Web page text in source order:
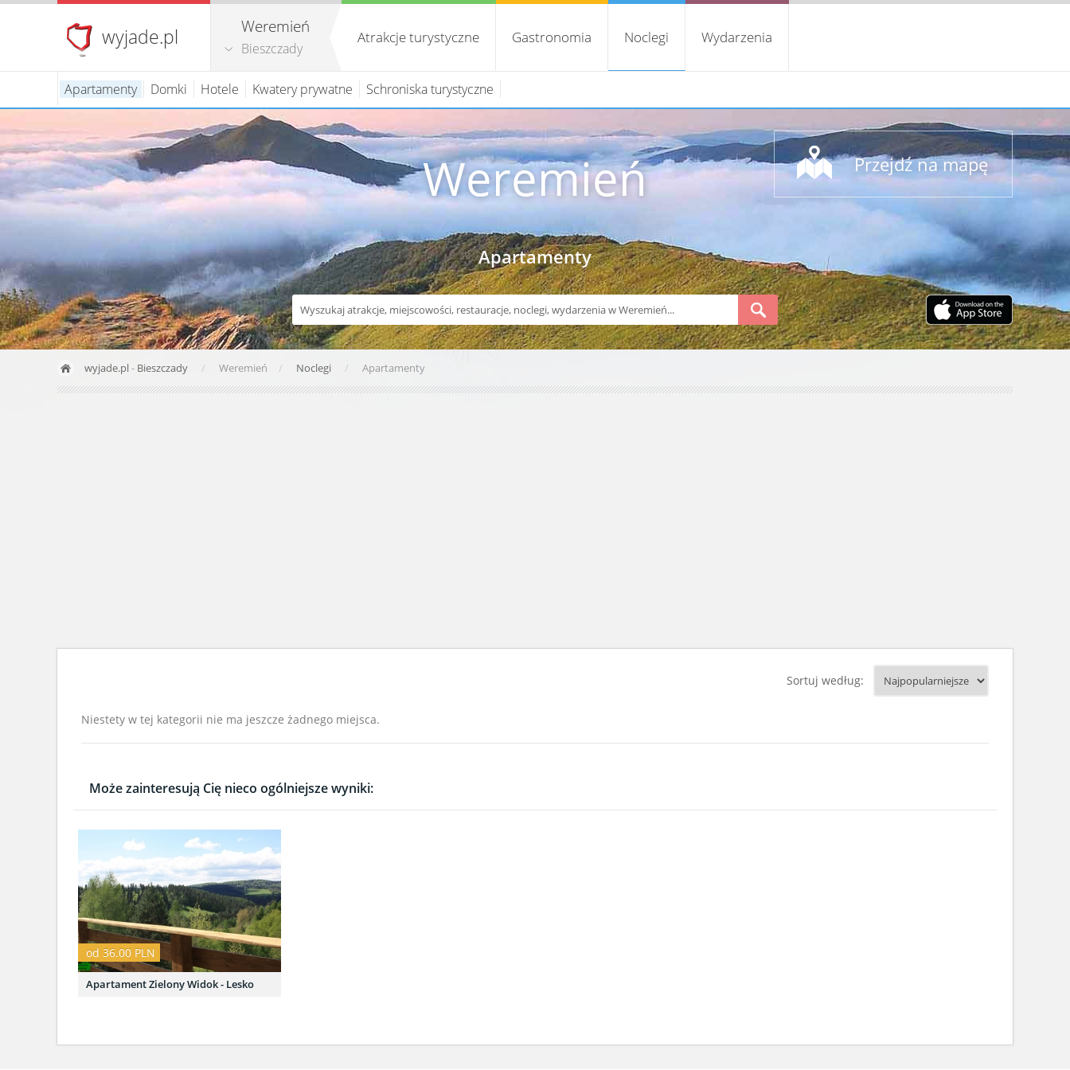
wyjade.pl Weremień
Bieszczady
Atrakcje turystyczne Gastronomia Noclegi
Apartamenty Domki Hotele Kwatery prywatne Schroniska turystyczne
Wydarzenia
Weremień
Apartamenty
Przejdź na mapę
wyjade.pl- Bieszczady Weremień Noclegi Apartamenty
Sortuj według:
Niestety w tej kategorii nie ma jeszcze żadnego miejsca.
Może zainteresują Cię nieco ogólniejsze wyniki:
od 36.00 PLN
Apartament Zielony Widok - Lesko